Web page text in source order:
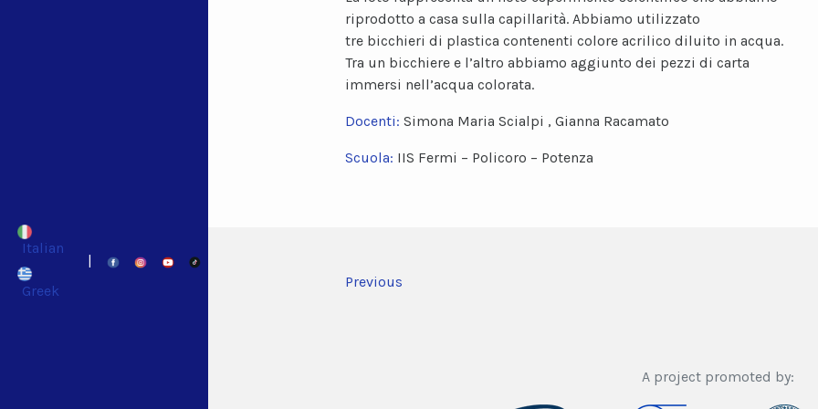
Italian
Greek
riprodotto a casa sulla capillarità. Abbiamo utilizzato
tre bicchieri di plastica contenenti colore acrilico diluito in acqua.
Tra un bicchiere e l’altro abbiamo aggiunto dei pezzi di carta
immersi nell’acqua colorata.
Docenti: Simona Maria Scialpi , Gianna Racamato
Scuola: IIS Fermi – Policoro – Potenza
Previous
A project promoted by: